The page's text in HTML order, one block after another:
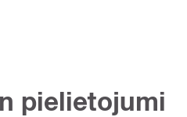
pielietojumi